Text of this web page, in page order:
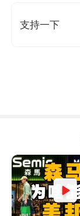
支持一下